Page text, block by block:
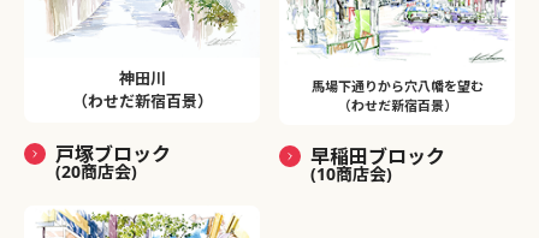
神田川
（わせだ新宿百景）
戸塚ブロック
(20商店会)
馬場下通りから穴八幡を望む
（わせだ新宿百景）
早稲田ブロック
(10商店会)